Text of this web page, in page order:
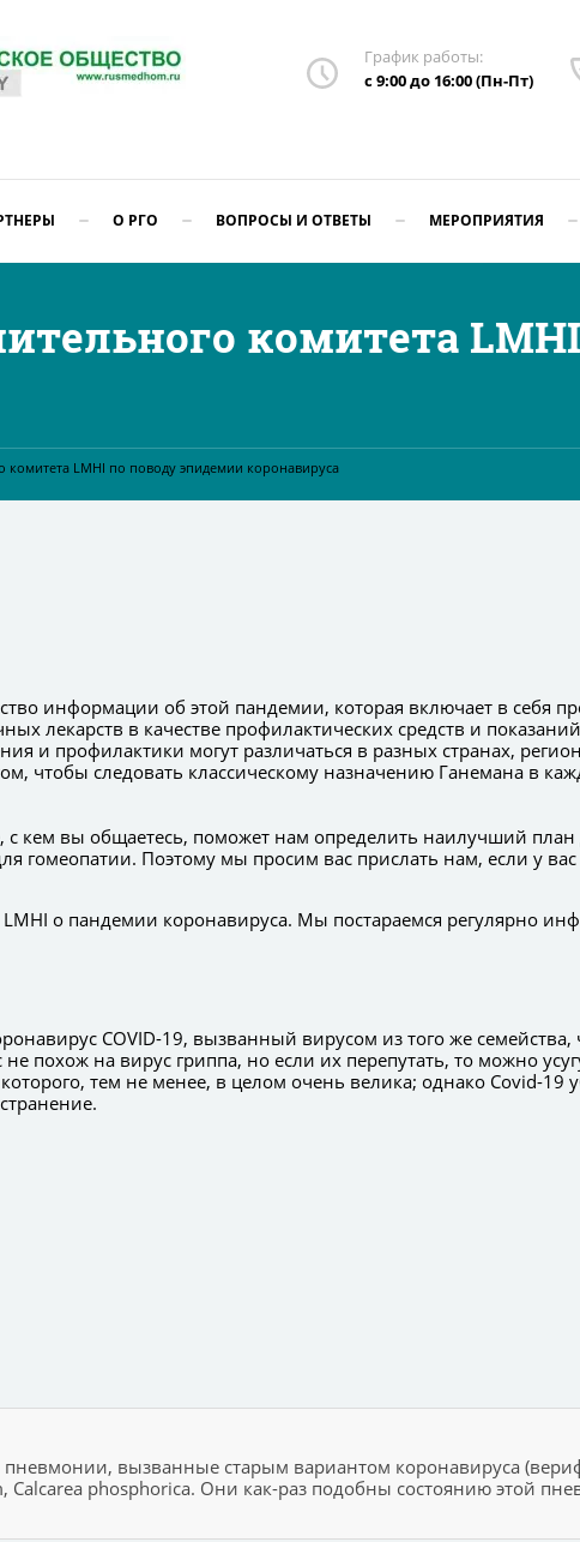
График работы:
с 9:00 до 16:00 (Пн-Пт)
О РГО ВОПРОСЫ И ОТВЕТЫ МЕРОПРИЯТИЯ
комитета
LMHI по поводу эпидемии коронавируса
информации об этой пандемии, которая включает в себя
лекарств в качестве профилактических средств и
и профилактики могут различаться в разных странах,
чтобы следовать классическому назначению Ганемана в
с кем вы общаетесь, поможет нам определить наилучший
гомеопатии. Поэтому мы просим вас прислать нам, если у
о пандемии коронавируса. Мы постараемся регулярно
COVID-19, вызванный вирусом из того же семейства,
похож на вирус гриппа, но если их перепутать, то можно
тем не менее, в целом очень велика; однако Covid-19
пневмонии, вызванные старым вариантом коронавируса
Calcarea phosphorica. Они как-раз подобны состоянию этой